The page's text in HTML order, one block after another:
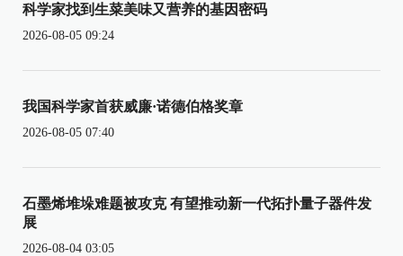
科学家找到生菜美味又营养的基因密码
2026-08-05 09:24
我国科学家首获威廉·诺德伯格奖章
2026-08-05 07:40
石墨烯堆垛难题被攻克 有望推动新一代拓扑量子器件发
展
2026-08-04 03:05